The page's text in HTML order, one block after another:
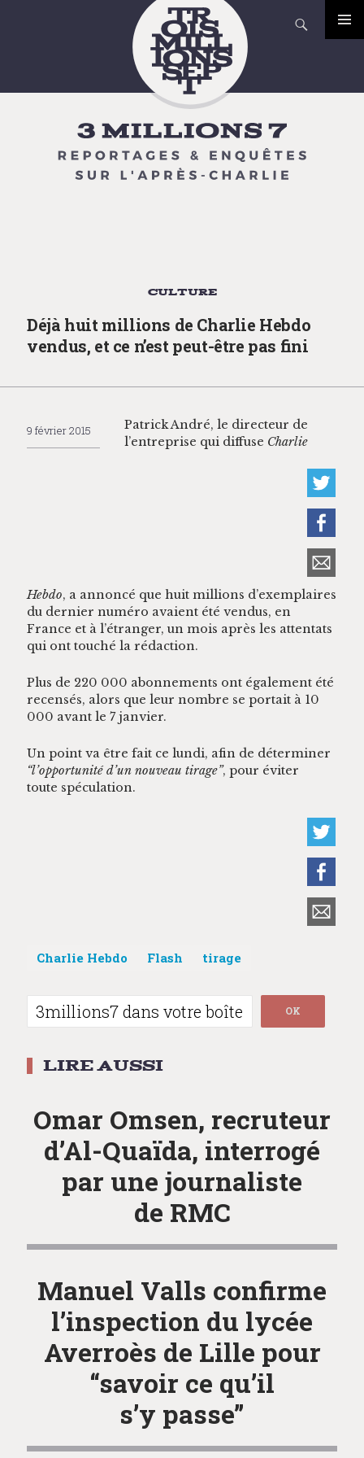
Search
CULTURE
Déjà huit millions de Charlie Hebdo
vendus, et ce n’est peut-être pas fini
9 février 2015
Patrick André, le directeur de
l’en­tre­prise qui dif­fuse Char­lie
Heb­do, a annon­cé que huit mil­lions d’ex­em­plaires
du dernier numéro avaient été ven­dus, en
France et à l’é­tranger, un mois après les atten­tats
qui ont touché la rédaction.
Plus de 220 000 abon­nements ont égale­ment été
recen­sés, alors que leur nom­bre se por­tait à 10
000 avant le 7 janvier.
Un point va être fait ce lun­di, afin de déter­min­er
“l’op­por­tu­nité d’un nou­veau tirage”, pour éviter
toute spéculation.
Charlie Hebdo Flash tirage
Post
Omar Omsen, recruteur
d’Al-Quaïda, interrogé
par une journaliste
de RMC
Manuel Valls confirme
l’inspection du lycée
Averroès de Lille pour
“savoir ce qu’il
s’y passe”